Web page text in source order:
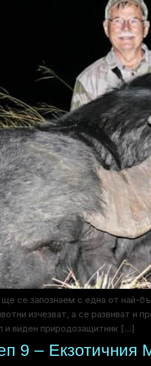
ще се запознаем с една от
изчезват, а се развиват
и виден природозащитник […]
9 – Екзотичния